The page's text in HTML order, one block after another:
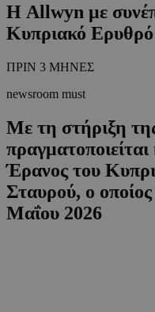
Η Allwyn με
Κυπριακό
ΠΡΙΝ 3 ΜΗΝΕΣ
newsroom must
Με τη στήριξη
Έρανος του
Σταυρού, ο
Μαΐου 2026